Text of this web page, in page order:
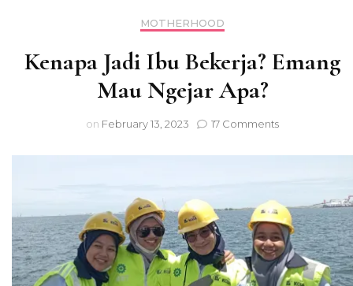
MOTHERHOOD
Kenapa Jadi Ibu Bekerja? Emang
Mau Ngejar Apa?
on February 13, 2023 17 Commentson
Jadi
Emang
Mau
Ngejar
Apa?